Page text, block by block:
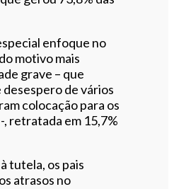
enfoque no
motivo mais
grave – que
desespero de vários
colocação para os
retratada em 15,7%
tutela, os pais
atrasos no